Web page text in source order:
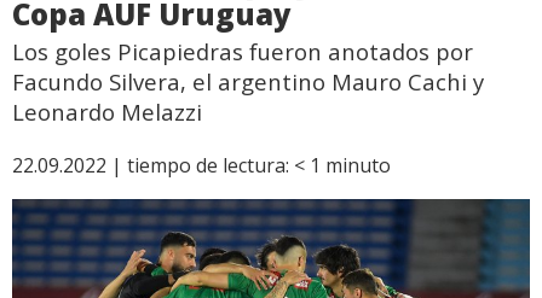
Copa AUF Uruguay
Los goles Picapiedras fueron anotados por
Facundo Silvera, el argentino Mauro Cachi y
Leonardo Melazzi
22.09.2022 | tiempo de lectura: < 1 minuto